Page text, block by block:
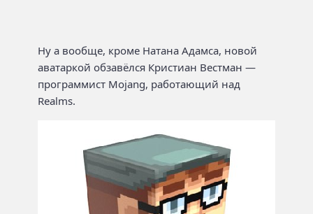
Ну а вообще, кроме Натана Адамса, новой
аватаркой обзавёлся Кристиан Вестман —
программист Mojang, работающий над
Realms.